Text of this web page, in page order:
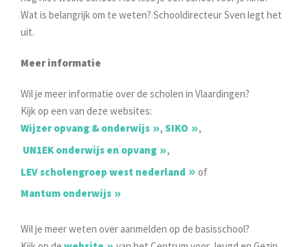
Wat is belangrijk om te weten? Schooldirecteur Sven legt het
uit.
Meer informatie
Wil je meer informatie over de scholen in Vlaardingen?
Kijk op een van deze websites:
Wijzer opvang & onderwijs
, SIKO
,
UN1EK onderwijs en opvang
,
LEV scholengroep west nederland
of
Mantum onderwijs
Wil je meer weten over aanmelden op de basisschool?